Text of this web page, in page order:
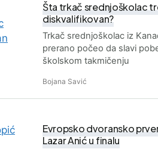
Šta trkač srednjoškolac
diskvalifikovan?
Trkač srednjoškolac iz
prerano počeo da slavi
školskom takmičenju
Bojana Savić
Evropsko dvoransko
Lazar Anić u finalu